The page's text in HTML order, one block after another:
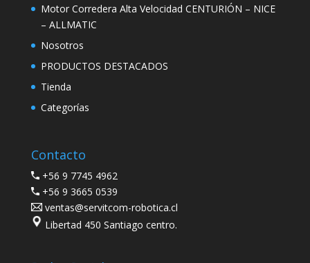
Motor Corredera Alta Velocidad CENTURIÓN – NICE
– ALLMATIC
Nosotros
PRODUCTOS DESTACADOS
Tienda
Categorías
Contacto
+56 9 7745 4962
+56 9 3665 0539
ventas@servitcom-robotica.cl
Libertad 450 Santiago centro.